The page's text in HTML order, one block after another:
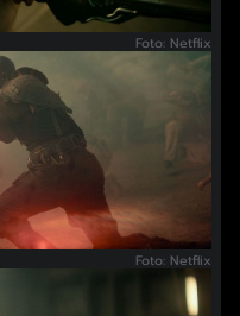
Foto: Netflix
Foto: Netflix